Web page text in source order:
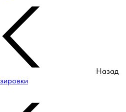
Назад